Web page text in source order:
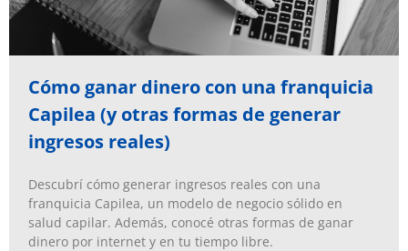
Cómo ganar dinero con una franquicia
Capilea (y otras formas de generar
ingresos reales)
Descubrí cómo generar ingresos reales con una
franquicia Capilea, un modelo de negocio sólido en
salud capilar. Además, conocé otras formas de ganar
dinero por internet y en tu tiempo libre.